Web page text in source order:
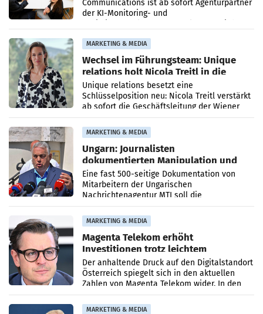
Communications ist ab sofort Agenturpartner
der KI-Monitoring- und
MARKETING & MEDIA
Wechsel im Führungsteam: Unique
relations holt Nicola Treitl in die
Geschäftsleitung
Unique relations besetzt eine
Schlüsselposition neu: Nicola Treitl verstärkt
ab sofort die Geschäftsleitung der Wiener
PR-Agentur an der Seite von Josef Kalina und
Anna Kalina-Mahr.
MARKETING & MEDIA
Ungarn: Journalisten
dokumentierten Manipulation und
Zensur
Eine fast 500-seitige Dokumentation von
Mitarbeitern der Ungarischen
Nachrichtenagentur MTI soll die
systematische Nachrichten-Manipulation und
Zensur bei der Agentur während der Zeit
MARKETING & MEDIA
Magenta Telekom erhöht
Investitionen trotz leichtem
Umsatzrückgang
Der anhaltende Druck auf den Digitalstandort
Österreich spiegelt sich in den aktuellen
Zahlen von Magenta Telekom wider. In den
ersten sechs Monaten des laufenden Jahres
verzeichnete
MARKETING & MEDIA